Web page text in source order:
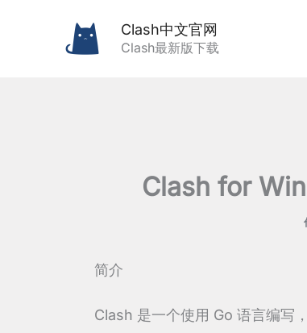
Clash中文官网
Clash最新版下载
Clash for
简介
Clash 是一个使用 Go 语言编写